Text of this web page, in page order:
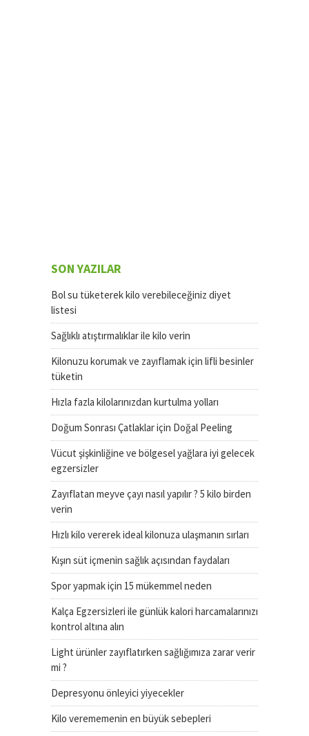
SON YAZILAR
Bol su tüketerek kilo verebileceğiniz diyet
listesi
Sağlıklı atıştırmalıklar ile kilo verin
Kilonuzu korumak ve zayıflamak için lifli besinler
tüketin
Hızla fazla kilolarınızdan kurtulma yolları
Doğum Sonrası Çatlaklar için Doğal Peeling
Vücut şişkinliğine ve bölgesel yağlara iyi gelecek
egzersizler
Zayıflatan meyve çayı nasıl yapılır ? 5 kilo birden
verin
Hızlı kilo vererek ideal kilonuza ulaşmanın sırları
Kışın süt içmenin sağlık açısından faydaları
Spor yapmak için 15 mükemmel neden
Kalça Egzersizleri ile günlük kalori harcamalarınızı
kontrol altına alın
Light ürünler zayıflatırken sağlığımıza zarar verir
mi ?
Depresyonu önleyici yiyecekler
Kilo verememenin en büyük sebepleri